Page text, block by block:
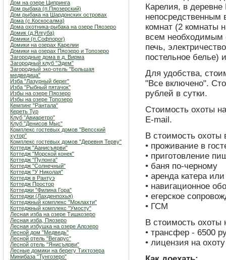
Дом на озере Ципринга
Дом рыбака (п.Пяозерский)
Дом рыбака на Шардонских островах
Дома (с.Коскосалма)
Дома охотника-рыбака на озере Пяозеро
Домик (д.Ялгуба)
Домики (п.Софпорог)
Домики на озерах Карелии
Домики на озерах Пяозеро и Топозеро
Загородные дома в д. Вирма
Загородный клуб "Эдем"
Загородный эко-отель "Большая
медведица"
Изба "Лазурный берег"
Изба "Рыбный пятачок"
Избы на озере Пяозеро
Избы на озере Топозеро
Кемпинг "Рантала"
Кереть Тур
Клуб "Авиаретро"
Клуб "Денисов Мыс"
Комплекс гостевых домов "Вепсский
хутор"
Комплекс гостевых домов "Деревня Терву"
Коттедж "Аанисъярви"
Коттедж "Морской конек"
Коттедж "Пулонга"
Коттедж "Солнечный"
Коттедж "У Николая"
Коттедж в Рантуэ
Коттедж Простор
Коттеджи "Филина Гора"
Коттеджи (Лахденпохья)
Коттеджный комплекс "Мoклахти"
Коттеджный комплекс "Умосту"
Лесная изба на озере Тишкозеро
Лесная изба, Пяозеро
Лесная избушка на озере Алозеро
Лесной дом "Медведь"
Лесной отель "Вегарус"
Лесной отель "Янисъярви"
Лесные домики на берегу Тихтозера
Минибаза "Тунгозеро"
Карелия, в деревне
непосредственным
комнат (2 комнаты
всем необходимым
печь,
постельное белье)
Для удобства,
"Все включено".
рублей в сутки.
Стоимость охоты
E-mail.
В стоимость охоты
• проживание в
• приготовление
• баня по-черному
• аренда катера
• навигационное
• егерское
• ГСМ
В стоимость охоты
• трансфер - 6500
• лицензия на